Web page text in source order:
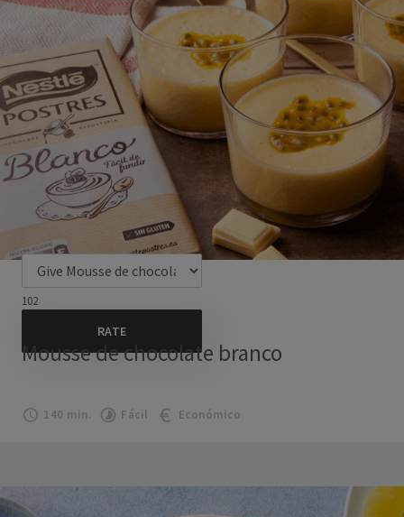
102
Mousse de chocolate branco
140 min. Fácil Económico